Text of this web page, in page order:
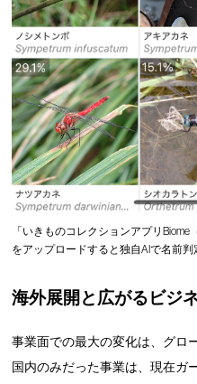
「いきものコレクションアプリ
をアップロードすると独自AIで名前
海外展開と広がるビジ
事業面での最大の変化は、グロ
国内のみだった事業は、現在ガ